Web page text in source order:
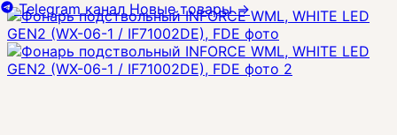
Telegram канал Новые товары→